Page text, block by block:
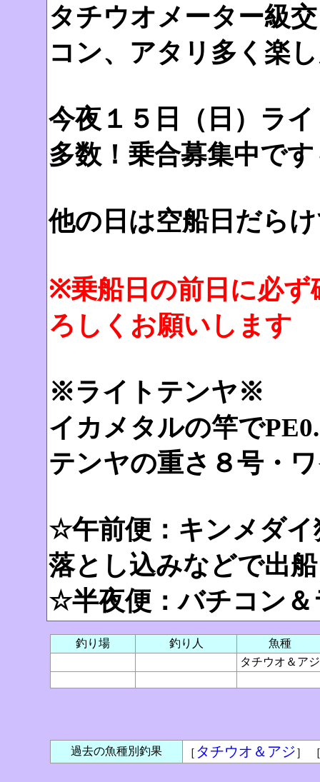
タチウオメーター級
コン、アタリ多く楽
今夜１５日（日）ラ
多数！乗合募集中で
他の日は空船日だら
※乗船日の前日に必ず
ろしくお願いします
※ライトテンヤ※
イカメタルの竿で
テンヤの重さ８号・
☆午前便：キンメダ
落とし込みなどで出
☆半夜便：バチコン
釣り場 釣り人
魚種
タチウオ＆アジ
過去の魚種別釣果 ［ タチウオ＆アジ］